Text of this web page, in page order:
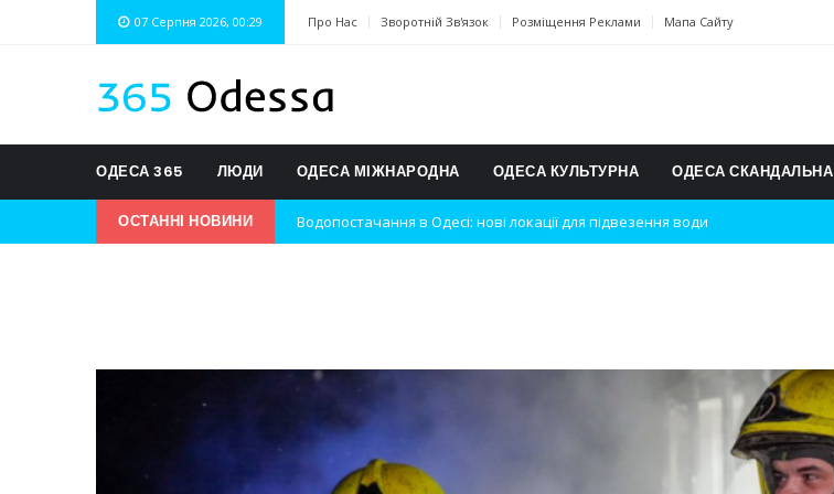
07 Серпня 2026, 00:29 Про Нас Зворотній Зв'язок Розміщення Реклами Мапа Сайту
ОДЕСА 365 ЛЮДИ ОДЕСА МІЖНАРОДНА ОДЕСА КУЛЬТУРНА ОДЕСА СКАНДАЛЬНА
ОСТАННІ НОВИНИ
Водопостачання в Одесі: нові локації для підвезення води
Нічна атака на Одесу: наслідки вибухів
Успіхи одеситів на європейському чемпіонаті з карате
Новини з Зимової школи інсульту в Швейцарії
Інтеграція ветеранів в українське суспільство